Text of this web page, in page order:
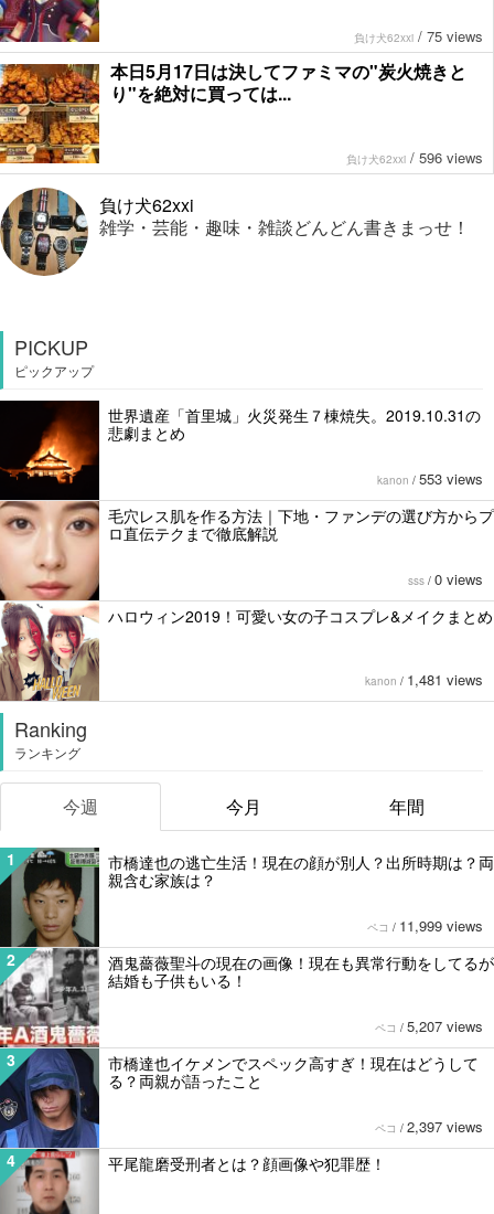
負け犬62xxi / 75 views
本日5月17日は決してファミマの"炭火焼きと
り"を絶対に買っては...
負け犬62xxi / 596 views
負け犬62xxi
雑学・芸能・趣味・雑談どんどん書きまっせ！
PICKUP
ピックアップ
世界遺産「首里城」火災発生７棟焼失。2019.10.31の
悲劇まとめ
kanon / 553 views
毛穴レス肌を作る方法｜下地・ファンデの選び方からプ
ロ直伝テクまで徹底解説
sss / 0 views
ハロウィン2019！可愛い女の子コスプレ&メイクまとめ
kanon / 1,481 views
Ranking
ランキング
今週 今月 年間
1
市橋達也の逃亡生活！現在の顔が別人？出所時期は？両
親含む家族は？
ペコ / 11,999 views
2
酒鬼薔薇聖斗の現在の画像！現在も異常行動をしてるが
結婚も子供もいる！
ペコ / 5,207 views
3
市橋達也イケメンでスペック高すぎ！現在はどうして
る？両親が語ったこと
ペコ / 2,397 views
4 平尾龍磨受刑者とは？顔画像や犯罪歴！